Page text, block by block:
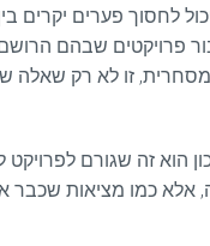
לחסוך פערים יקרים
זו לא רק שאלה
הוא זה שגורם
אלא כמו מציאות שכבר